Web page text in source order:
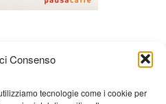
Consenso
tecnologie come i cookie per